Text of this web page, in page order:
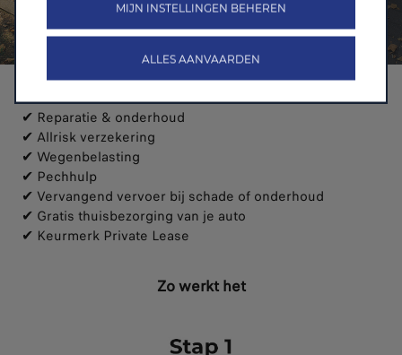
✔ Reparatie & onderhoud
✔ Allrisk verzekering
✔ Wegenbelasting
✔ Pechhulp
✔ Vervangend vervoer bij schade of onderhoud
✔ Gratis thuisbezorging van je auto
✔ Keurmerk Private Lease
Zo werkt het
MIJN INSTELLINGEN BEHEREN
ALLES AANVAARDEN